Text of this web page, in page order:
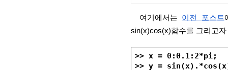
여기에서는 이전 포스트
sin(x)cos(x)함수를 그리고
>> x = 0:0.1:2*pi;
>> y =